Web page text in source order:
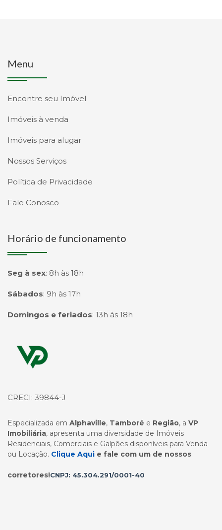
Menu
Encontre seu Imóvel
Imóveis à venda
Imóveis para alugar
Nossos Serviços
Política de Privacidade
Fale Conosco
Horário de funcionamento
Seg à sex: 8h às 18h
Sábados: 9h às 17h
Domingos e feriados: 13h às 18h
Página inicial
CRECI: 39844-J
Especializada em Alphaville, Tamboré e Região, a VP
Imobiliária, apresenta uma diversidade de Imóveis
Residenciais, Comerciais e Galpões disponíveis para Venda
ou Locação. Clique Aqui e fale com um de nossos
corretores!CNPJ: 45.304.291/0001-40